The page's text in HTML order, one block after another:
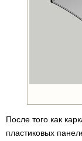
После того как
пластиковых